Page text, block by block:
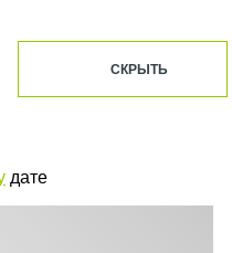
GESSI
СКРЫТЬ
дате